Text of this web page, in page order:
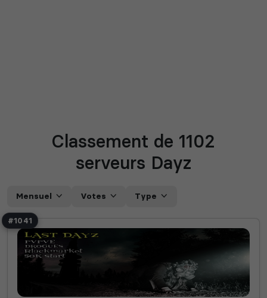
Classement de 1102
serveurs Dayz
Mensuel Votes Type
#1041